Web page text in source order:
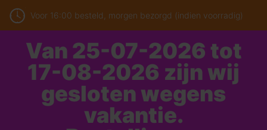
Voor 16:00 besteld, morgen bezorgd (indien voorradig)
Van 25-07-2026 tot
17-08-2026 zijn wij
gesloten wegens
vakantie.